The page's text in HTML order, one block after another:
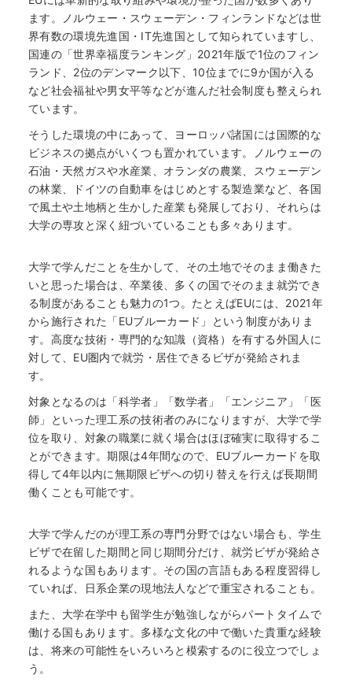
ます。ノルウェー・スウェーデン・フィンランドなどは世
界有数の環境先進国・IT先進国として知られていますし、
国連の「世界幸福度ランキング」2021年版で1位のフィン
ランド、2位のデンマーク以下、10位までに9か国が入る
など社会福祉や男女平等などが進んだ社会制度も整えられ
ています。
そうした環境の中にあって、ヨーロッパ諸国には国際的な
ビジネスの拠点がいくつも置かれています。ノルウェーの
石油・天然ガスや水産業、オランダの農業、スウェーデン
の林業、ドイツの自動車をはじめとする製造業など、各国
で風土や土地柄と生かした産業も発展しており、それらは
大学の専攻と深く紐づいていることも多々あります。
大学で学んだことを生かして、その土地でそのまま働きた
いと思った場合は、卒業後、多くの国でそのまま就労でき
る制度があることも魅力の1つ。たとえばEUには、2021年
から施行された「EUブルーカード」という制度がありま
す。高度な技術・専門的な知識（資格）を有する外国人に
対して、EU圏内で就労・居住できるビザが発給されま
す。
対象となるのは「科学者」「数学者」「エンジニア」「医
師」といった理工系の技術者のみになりますが、大学で学
位を取り、対象の職業に就く場合はほぼ確実に取得するこ
とができます。期限は4年間なので、EUブルーカードを取
得して4年以内に無期限ビザへの切り替えを行えば長期間
働くことも可能です。
大学で学んだのが理工系の専門分野ではない場合も、学生
ビザで在留した期間と同じ期間分だけ、就労ビザが発給さ
れるような国もあります。その国の言語もある程度習得し
ていれば、日系企業の現地法人などで重宝されることも。
また、大学在学中も留学生が勉強しながらパートタイムで
働ける国もあります。多様な文化の中で働いた貴重な経験
は、将来の可能性をいろいろと模索するのに役立つでしょ
う。